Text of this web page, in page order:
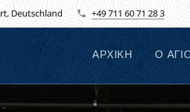
Deutschland +49 711 60 71 28 3
ΑΡΧΙΚΗ Ο